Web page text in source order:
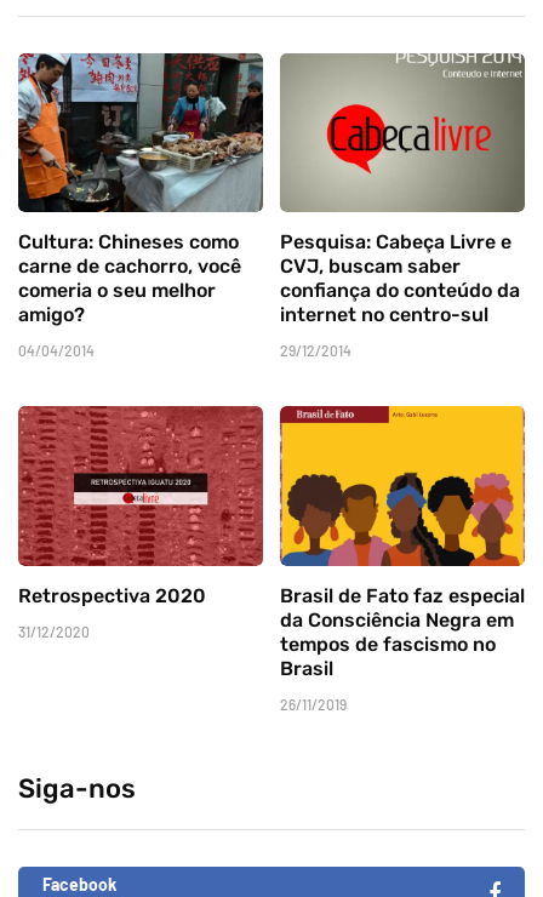
Cultura: Chineses como
carne de cachorro, você
comeria o seu melhor
amigo?
04/04/2014
Pesquisa: Cabeça Livre e
CVJ, buscam saber
confiança do conteúdo da
internet no centro-sul
29/12/2014
Retrospectiva 2020
31/12/2020
Brasil de Fato faz especial
da Consciência Negra em
tempos de fascismo no
Brasil
26/11/2019
Siga-nos
Facebook